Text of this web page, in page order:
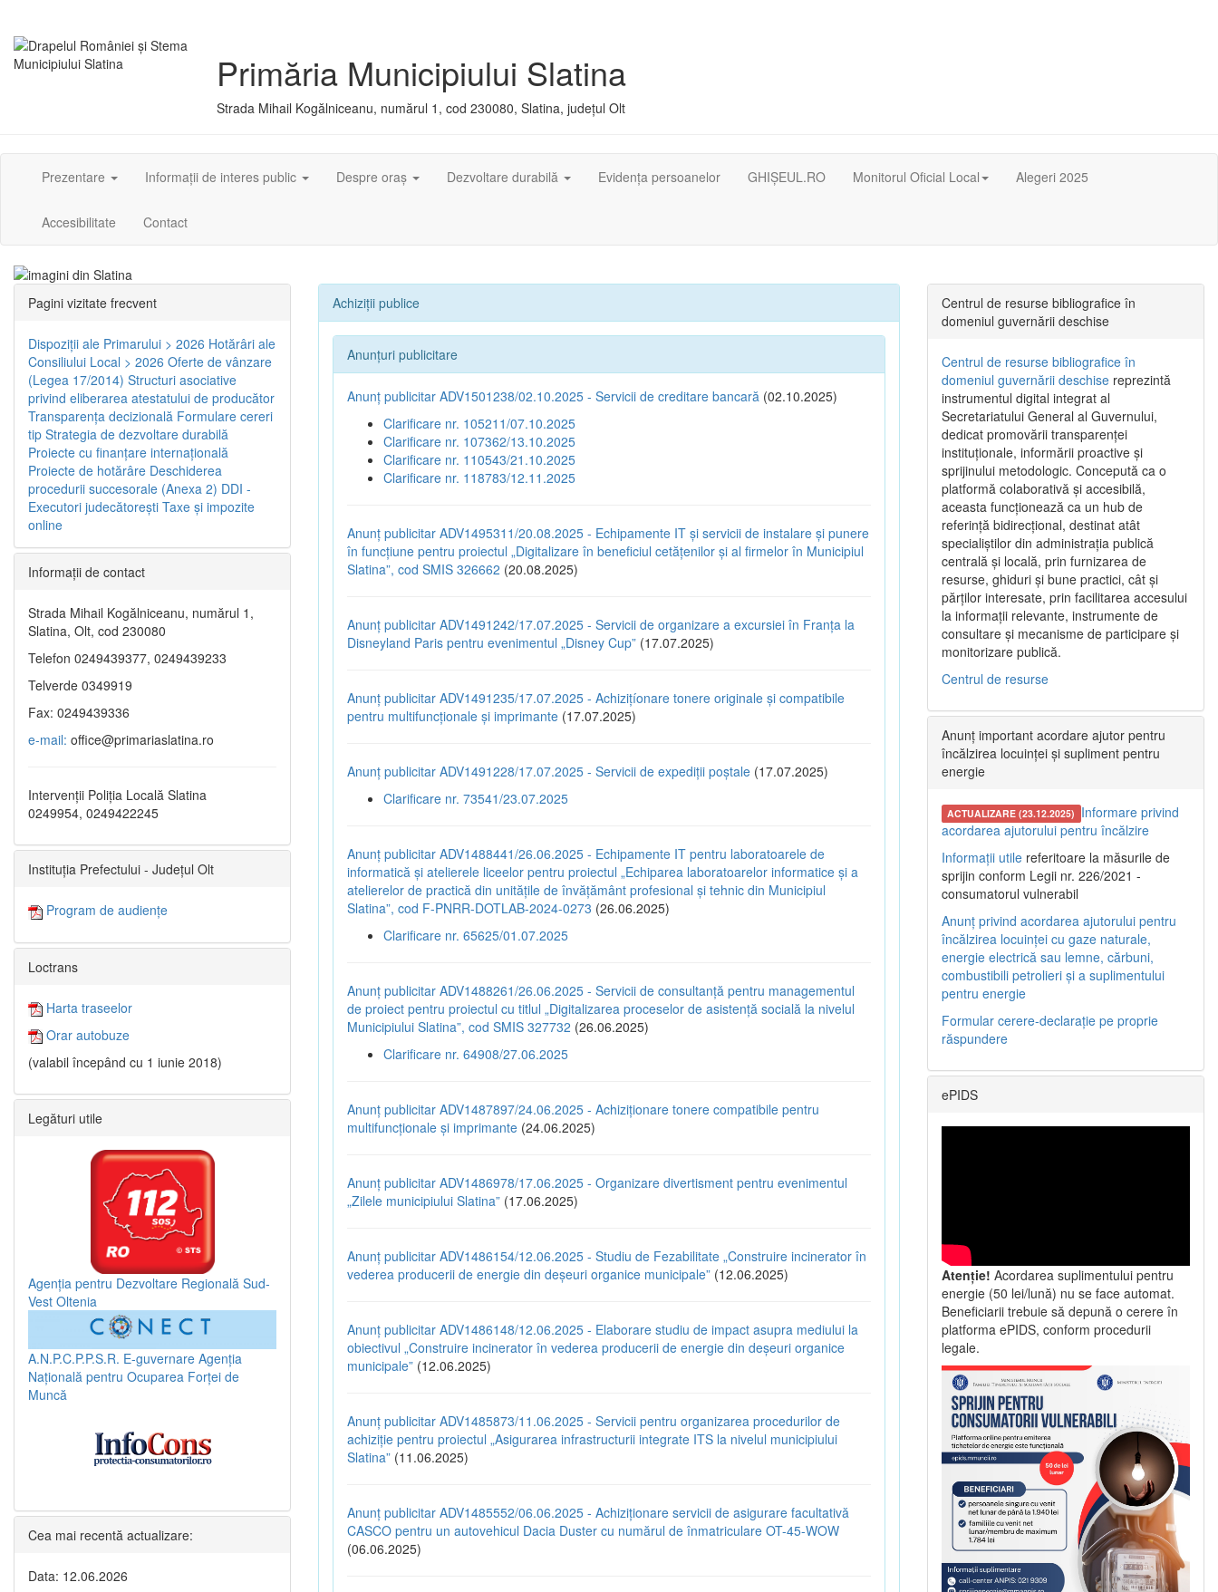
Primăria Municipiului Slatina
Strada Mihail Kogălniceanu, numărul 1, cod 230080, Slatina, județul Olt
Prezentare Informații de interes public Despre oraș Dezvoltare durabilă Evidența persoanelor GHIȘEUL.RO Monitorul Oficial Local Alegeri 2025
Accesibilitate Contact
Achiziții publice
Anunțuri publicitare
Anunț publicitar ADV1501238/02.10.2025 - Servicii de creditare bancară (02.10.2025)
Clarificare nr. 105211/07.10.2025
Clarificare nr. 107362/13.10.2025
Clarificare nr. 110543/21.10.2025
Clarificare nr. 118783/12.11.2025
Anunț publicitar ADV1495311/20.08.2025 - Echipamente IT și servicii de instalare și punere
în funcțiune pentru proiectul „Digitalizare în beneficiul cetățenilor și al firmelor în Municipiul
Slatina”, cod SMIS 326662 (20.08.2025)
Anunț publicitar ADV1491242/17.07.2025 - Servicii de organizare a excursiei în Franța la
Disneyland Paris pentru evenimentul „Disney Cup” (17.07.2025)
Anunț publicitar ADV1491235/17.07.2025 - Achizițíonare tonere originale și compatibile
pentru multifuncționale și imprimante (17.07.2025)
Anunț publicitar ADV1491228/17.07.2025 - Servicii de expediții poștale (17.07.2025)
Clarificare nr. 73541/23.07.2025
Anunț publicitar ADV1488441/26.06.2025 - Echipamente IT pentru laboratoarele de
informatică și atelierele liceelor pentru proiectul „Echiparea laboratoarelor informatice și a
atelierelor de practică din unitățile de învățământ profesional și tehnic din Municipiul
Slatina”, cod F-PNRR-DOTLAB-2024-0273 (26.06.2025)
Clarificare nr. 65625/01.07.2025
Anunț publicitar ADV1488261/26.06.2025 - Servicii de consultanță pentru managementul
de proiect pentru proiectul cu titlul „Digitalizarea proceselor de asistență socială la nivelul
Municipiului Slatina”, cod SMIS 327732 (26.06.2025)
Clarificare nr. 64908/27.06.2025
Anunț publicitar ADV1487897/24.06.2025 - Achiziționare tonere compatibile pentru
multifuncționale și imprimante (24.06.2025)
Anunț publicitar ADV1486978/17.06.2025 - Organizare divertisment pentru evenimentul
„Zilele municipiului Slatina” (17.06.2025)
Anunț publicitar ADV1486154/12.06.2025 - Studiu de Fezabilitate „Construire incinerator în
vederea producerii de energie din deșeuri organice municipale” (12.06.2025)
Anunț publicitar ADV1486148/12.06.2025 - Elaborare studiu de impact asupra mediului la
obiectivul „Construire incinerator în vederea producerii de energie din deșeuri organice
municipale” (12.06.2025)
Anunț publicitar ADV1485873/11.06.2025 - Servicii pentru organizarea procedurilor de
achiziție pentru proiectul „Asigurarea infrastructurii integrate ITS la nivelul municipiului
Slatina” (11.06.2025)
Anunț publicitar ADV1485552/06.06.2025 - Achiziționare servicii de asigurare facultativă
CASCO pentru un autovehicul Dacia Duster cu numărul de înmatriculare OT-45-WOW
(06.06.2025)
Pagini vizitate frecvent
Dispoziţii ale Primarului > 2026 Hotărâri ale
Consiliului Local > 2026 Oferte de vânzare
(Legea 17/2014) Structuri asociative
privind eliberarea atestatului de producător
Transparenţa decizională Formulare cereri
tip Strategia de dezvoltare durabilă
Proiecte cu finanţare internaţională
Proiecte de hotărâre Deschiderea
procedurii succesorale (Anexa 2) DDI -
Executori judecătorești Taxe şi impozite
online
Informaţii de contact
Strada Mihail Kogălniceanu, numărul 1,
Slatina, Olt, cod 230080
Telefon 0249439377, 0249439233
Telverde 0349919
Fax: 0249439336
e-mail: office@primariaslatina.ro
Intervenții Poliția Locală Slatina
0249954, 0249422245
Instituția Prefectului - Județul Olt
Program de audiențe
Loctrans
Harta traseelor
Orar autobuze
(valabil începând cu 1 iunie 2018)
Legături utile
Agenția pentru Dezvoltare Regională Sud-
Vest Oltenia
A.N.P.C.P.P.S.R. E-guvernare Agenția
Națională pentru Ocuparea Forței de
Muncă
Cea mai recentă actualizare:
Data: 12.06.2026
Centrul de resurse bibliografice în
domeniul guvernării deschise
Centrul de resurse bibliografice în
domeniul guvernării deschise reprezintă
instrumentul digital integrat al
Secretariatului General al Guvernului,
dedicat promovării transparenței
instituționale, informării proactive și
sprijinului metodologic. Concepută ca o
platformă colaborativă și accesibilă,
aceasta funcționează ca un hub de
referință bidirecțional, destinat atât
specialiștilor din administrația publică
centrală și locală, prin furnizarea de
resurse, ghiduri și bune practici, cât și
părților interesate, prin facilitarea accesului
la informații relevante, instrumente de
consultare și mecanisme de participare și
monitorizare publică.
Centrul de resurse
Anunț important acordare ajutor pentru
încălzirea locuinței și supliment pentru
energie
ACTUALIZARE (23.12.2025) Informare privind
acordarea ajutorului pentru încălzire
Informații utile referitoare la măsurile de
sprijin conform Legii nr. 226/2021 -
consumatorul vulnerabil
Anunț privind acordarea ajutorului pentru
încălzirea locuinței cu gaze naturale,
energie electrică sau lemne, cărbuni,
combustibili petrolieri și a suplimentului
pentru energie
Formular cerere-declarație pe proprie
răspundere
ePIDS
Atenție! Acordarea suplimentului pentru
energie (50 lei/lună) nu se face automat.
Beneficiarii trebuie să depună o cerere în
platforma ePIDS, conform procedurii
legale.